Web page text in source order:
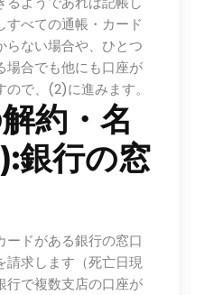
べての通帳・カード
らない場合や、ひとつ
場合でも他にも口座が
で、(2)に進みます。
約・名
銀行の窓
ードがある銀行の窓口
請求します（死亡日現
行で複数支店の口座が